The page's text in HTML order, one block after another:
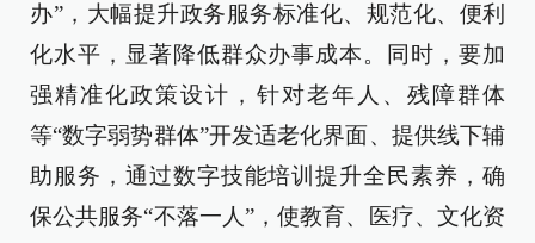
办”，大幅提升政务服务标准化、规范化、便利
化水平，显著降低群众办事成本。同时，要加
强精准化政策设计，针对老年人、残障群体
等“数字弱势群体”开发适老化界面、提供线下辅
助服务，通过数字技能培训提升全民素养，确
保公共服务“不落一人”，使教育、医疗、文化资